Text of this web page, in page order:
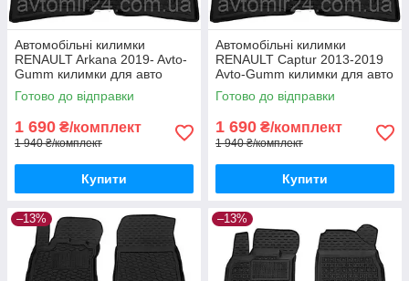
Автомобільні килимки
RENAULT Arkana 2019- Avto-
Gumm килимки для авто
РЕНО Аркана 2019- Автогум
Готово до відправки
1 690 ₴/комплект
1 940 ₴/комплект
Купити
Автомобільні килимки
RENAULT Captur 2013-2019
Avto-Gumm килимки для авто
РЕНО Каптур 2013-2019
Автогум
Готово до відправки
1 690 ₴/комплект
1 940 ₴/комплект
Купити
–13% –13%